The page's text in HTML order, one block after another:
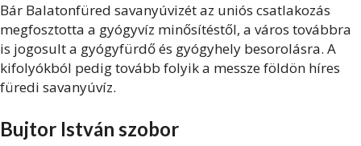
Bár Balatonfüred savanyúvizét az uniós csatlakozás
megfosztotta a gyógyvíz minősítéstől, a város továbbra
is jogosult a gyógyfürdő és gyógyhely besorolásra. A
kifolyókból pedig tovább folyik a messze földön híres
füredi savanyúvíz.
Bujtor István szobor